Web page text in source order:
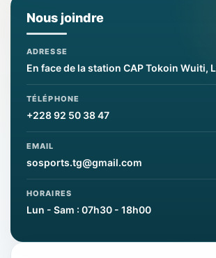
Nous joindre
ADRESSE
En face de la station CAP Tokoin Wuiti,
TÉLÉPHONE
+228 92 50 38 47
EMAIL
sosports.tg@gmail.com
HORAIRES
Lun - Sam : 07h30 - 18h00